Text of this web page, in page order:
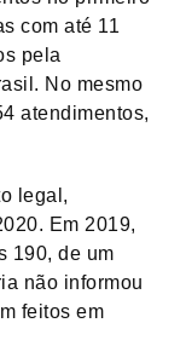
com até 11
pela
No mesmo
atendimentos,
legal,
Em 2019,
190, de um
não informou
feitos em